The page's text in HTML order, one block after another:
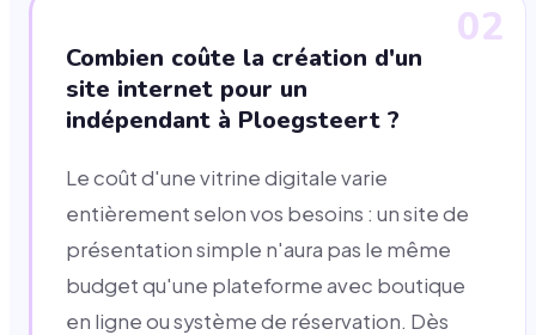
02
Combien coûte la création d'un
site internet pour un
indépendant à Ploegsteert ?
Le coût d'une vitrine digitale varie
entièrement selon vos besoins : un site de
présentation simple n'aura pas le même
budget qu'une plateforme avec boutique
en ligne ou système de réservation. Dès